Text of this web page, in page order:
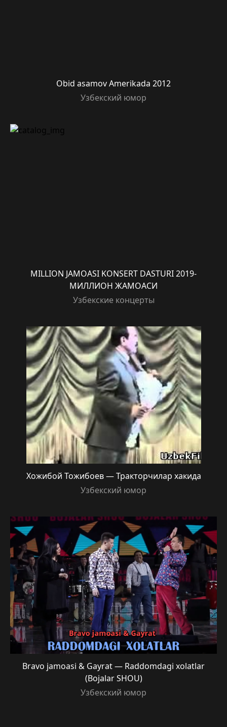
Obid asamov Amerikada 2012
Узбекский юмор
MILLION JAMOASI KONSERT DASTURI 2019-
МИЛЛИОН ЖАМОАСИ
Узбекские концерты
Хожибой Тожибоев — Тракторчилар хакида
Узбекский юмор
Bravo jamoasi & Gayrat — Raddomdagi xolatlar
(Bojalar SHOU)
Узбекский юмор